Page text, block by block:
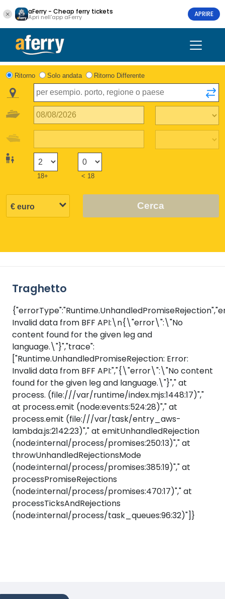
aFerry - Cheap ferry tickets
Apri nell'app aFerry APRIRE
Ritorno Solo andata Ritorno Differente
18+ < 18
Cerca
Traghetto
Invalid data from BFF API:\n{\"error\":\"No
content found for the given leg and
language.\"}","trace":
["Runtime.UnhandledPromiseRejection: Error:
Invalid data from BFF API:","{\"error\":\"No content
found for the given leg and language.\"}"," at
process. (file:///var/runtime/index.mjs:1448:17)","
at process.emit (node:events:524:28)"," at
process.emit (file:///var/task/entry_aws-
lambda.js:2142:23)"," at emitUnhandledRejection
(node:internal/process/promises:250:13)"," at
throwUnhandledRejectionsMode
(node:internal/process/promises:385:19)"," at
processPromiseRejections
(node:internal/process/promises:470:17)"," at
processTicksAndRejections
(node:internal/process/task_queues:96:32)"]}